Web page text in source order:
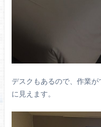
デスクもあるので、作業
に見えます。